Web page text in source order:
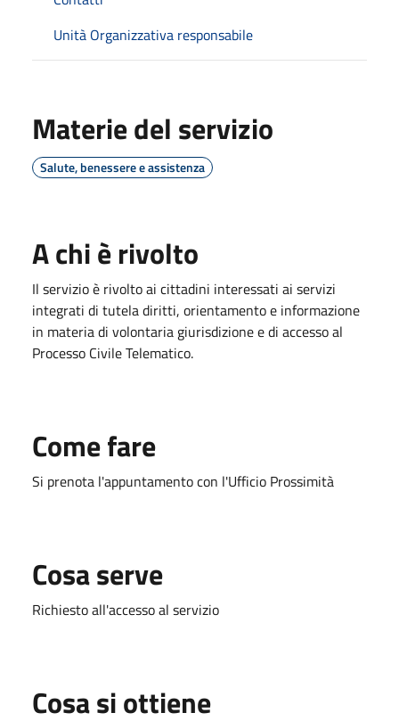
Unità Organizzativa responsabile
Materie del servizio
Salute, benessere e assistenza
A chi è rivolto
Il servizio è rivolto ai cittadini interessati ai servizi
integrati di tutela diritti, orientamento e informazione
in materia di volontaria giurisdizione e di accesso al
Processo Civile Telematico.
Come fare
Si prenota l'appuntamento con l'Ufficio Prossimità
Cosa serve
Richiesto all'accesso al servizio
Cosa si ottiene